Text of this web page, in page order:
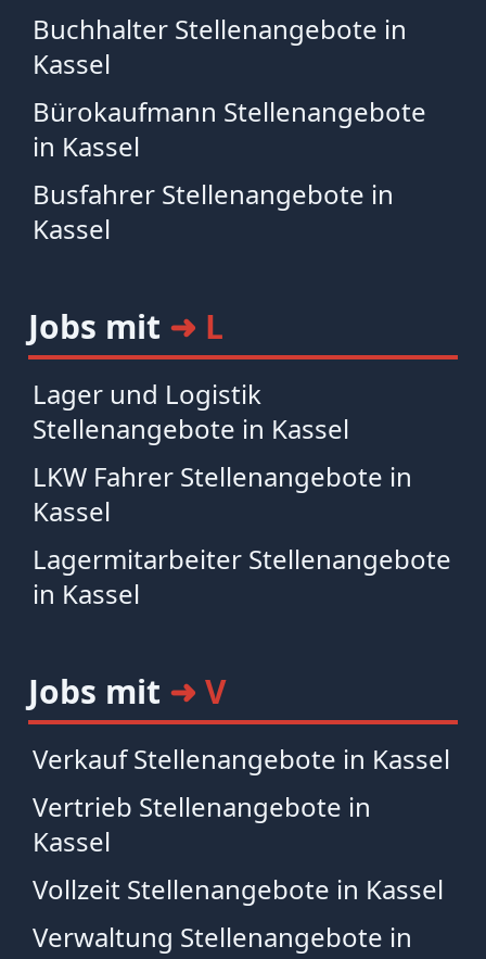
Buchhalter Stellenangebote in
Kassel
Bürokaufmann Stellenangebote
in Kassel
Busfahrer Stellenangebote in
Kassel
Jobs mit ➜ L
Lager und Logistik
Stellenangebote in Kassel
LKW Fahrer Stellenangebote in
Kassel
Lagermitarbeiter Stellenangebote
in Kassel
Jobs mit ➜ V
Verkauf Stellenangebote in Kassel
Vertrieb Stellenangebote in
Kassel
Vollzeit Stellenangebote in Kassel
Verwaltung Stellenangebote in